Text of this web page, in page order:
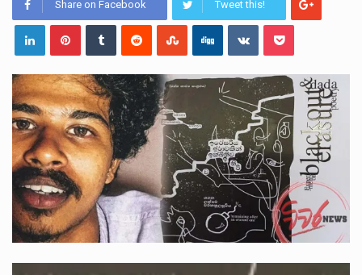
ලාල් කාන්ත ඇමතිවරයා අධිකරණ විනිශ්චයකාරවරුන්ගේ විශ්‍රාම යෑමේ වයස සම්බන්ධයෙන් නිහඬව සිටින ලෙස තමාට දැනුම් දුන්…
ගොවියන්ගේ ප්‍රශ්න, ධීවරයන්ගේ ප්‍රශ්න, සෞඛය ප්‍රශ්න, වැටු ප්‍ර්ශ්න, රැකියා විරහිත ප්‍රශ්න මේ සියලු ප්‍රශ්නවලට තනි…
Share on Facebook Tweet this!